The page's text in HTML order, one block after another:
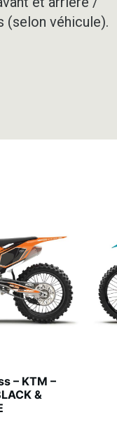
(selon véhicule).
– KTM –
&